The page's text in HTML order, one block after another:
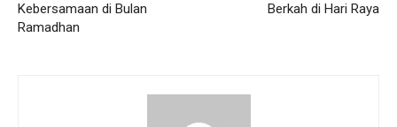
Kebersamaan di Bulan
Ramadhan
Berkah di Hari Raya